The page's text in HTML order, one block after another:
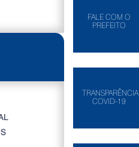
FALE COM O
PREFEITO
TRANSPARÊNCIA
COVID-19